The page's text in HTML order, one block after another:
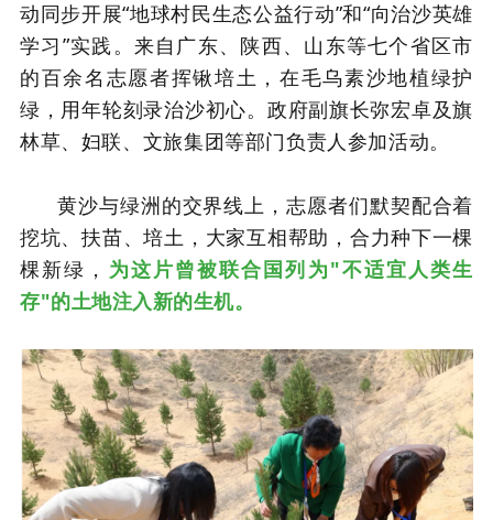
动同步开展“地球村民生态公益行动”和“向治沙英雄
学习”实践。来自广东、陕西、山东等七个省区市
的百余名志愿者挥锹培土，在毛乌素沙地植绿护
绿，用年轮刻录治沙初心。政府副旗长弥宏卓及旗
林草、妇联、文旅集团等部门负责人参加活动。
黄沙与绿洲的交界线上，志愿者们默契配合着
挖坑、扶苗、培土，大家互相帮助，合力种下一棵
棵新绿， 为这片曾被联合国列为"不适宜人类生
存"的土地注入新的生机。